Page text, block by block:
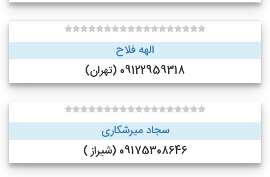
الهه فلاح
09122959318 (تهران)
سجاد میرشکاری
09175308646 (شیراز )